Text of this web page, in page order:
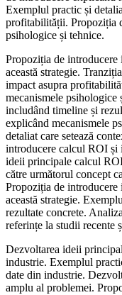
Exemplul practic și
profitabilității. Propoziția
psihologice și tehnice.
Propoziția de introducere
această strategie.
impact asupra
mecanismele
includând timeline și
explicând mecanismele
detaliat care setează
introducere calcul ROI și
ideii principale calcul
către următorul concept
Propoziția de introducere
această strategie.
rezultate concrete.
referințe la studii recente
Dezvoltarea ideii
industrie. Exemplul
date din industrie.
amplu al problemei.